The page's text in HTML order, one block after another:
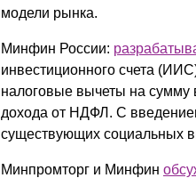
модели рынка.
Минфин России:
инвестиционного счета
налоговые вычеты на сумму
дохода от НДФЛ. С
существующих социальных
Минпромторг и Минфин